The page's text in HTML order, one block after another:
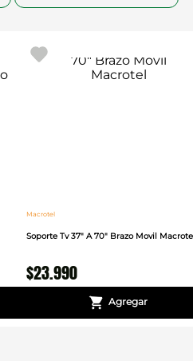
Macrotel
Soporte Tv 37" A 70" Brazo Movil
$23.990